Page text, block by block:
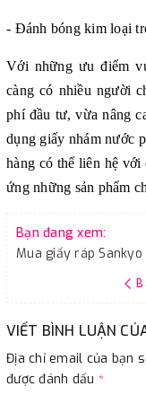
- Đánh bóng kim loại
Với những ưu điểm
càng có nhiều người
phí đầu tư, vừa nâng
dụng giấy nhám nước
hàng có thể liên hệ
ứng những sản phẩm
Bạn đang xem:
VIẾT BÌNH LUẬN
Địa chỉ email của bạn
được đánh dấu *